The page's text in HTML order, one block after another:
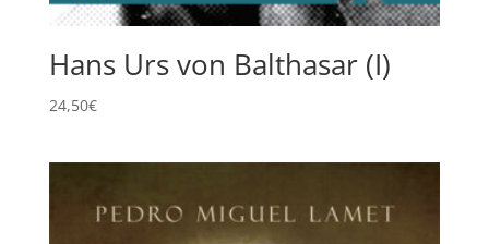
Hans Urs von Balthasar (I)
24,50€